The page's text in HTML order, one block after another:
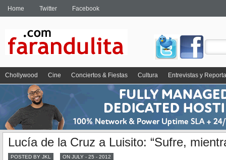
Home Twitter Facebook
Chollywood Cine Conciertos & Fiestas Cultura Entrevistas y
Lucía de la Cruz a Luisito: “Sufre,
POSTED BY JKL ON JULY - 25 - 2012